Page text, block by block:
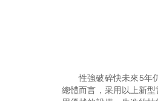
性強破碎快未來5年
總體而言，采用以上新